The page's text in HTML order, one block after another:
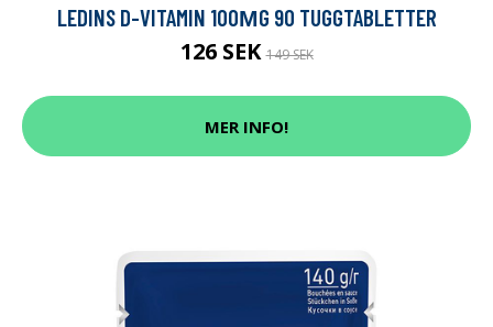
LEDINS D-VITAMIN 100ΜG 90 TUGGTABLETTER
126 SEK149 SEK
MER INFO!